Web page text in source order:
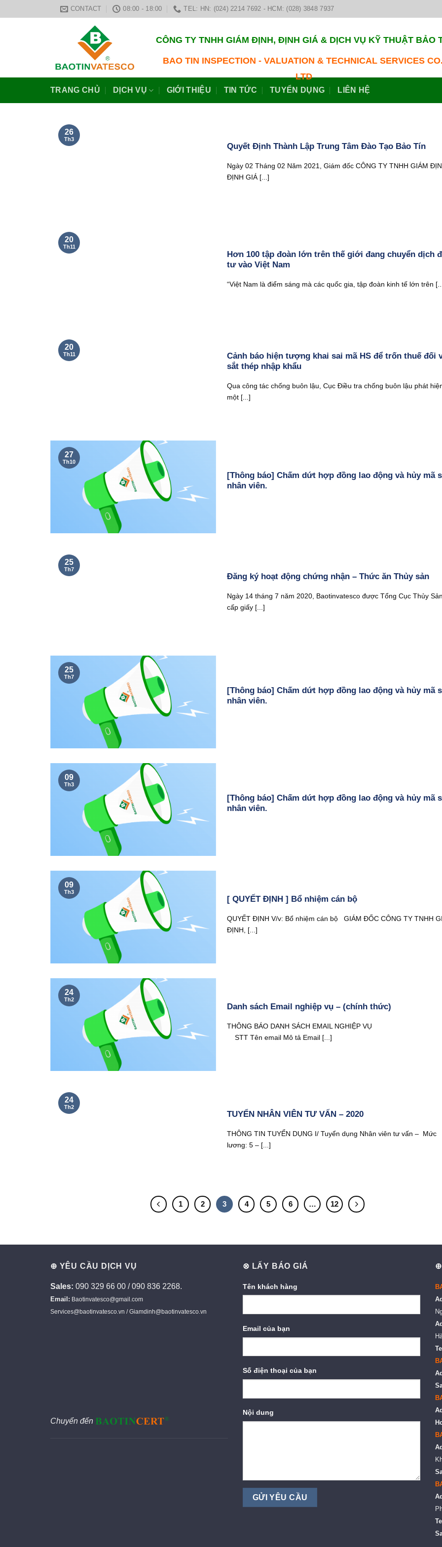
to
CONTACT 08:00 - 18:00 TEL: HN: (024) 2214 7692 - HCM: (028) 3848 7937
CÔNG TY TNHH GIÁM ĐỊNH, ĐỊNH GIÁ & DỊCH VỤ KỸ THUẬT BẢO
BAO TIN INSPECTION - VALUATION & TECHNICAL SERVICES
LTD
TRANG CHỦ DỊCH VỤ GIỚI THIỆU TIN TỨC TUYỂN DỤNG LIÊN HỆ
Quyết Định Thành Lập Trung Tâm Đào Tạo Bảo Tín
Ngày 02 Tháng 02 Năm 2021, Giám đốc CÔNG TY TNHH GIÁM
ĐỊNH GIÁ [...]
26
Th3
Hơn 100 tập đoàn lớn trên thế giới đang chuyển dịch
tư vào Việt Nam
“Việt Nam là điểm sáng mà các quốc gia, tập đoàn kinh tế lớn trên
20
Th11
Cảnh báo hiện tượng khai sai mã HS để trốn thuế đối
sắt thép nhập khẩu
Qua công tác chống buôn lậu, Cục Điều tra chống buôn lậu phát
một [...]
20
Th11
[Thông báo] Chấm dứt hợp đồng lao động và hủy mã
nhân viên.
27
Th10
Đăng ký hoạt động chứng nhận – Thức ăn Thủy sản
Ngày 14 tháng 7 năm 2020, Baotinvatesco được Tổng Cục Thủy
cấp giấy [...]
25
Th7
[Thông báo] Chấm dứt hợp đồng lao động và hủy mã
nhân viên.
25
Th7
[Thông báo] Chấm dứt hợp đồng lao động và hủy mã
nhân viên.
09
Th3
[ QUYẾT ĐỊNH ] Bổ nhiệm cán bộ
QUYẾT ĐỊNH V/v: Bổ nhiệm cán bộ GIÁM ĐỐC CÔNG TY TNHH
ĐỊNH, [...]
09
Th3
Danh sách Email nghiệp vụ – (chính thức)
THÔNG BÁO DANH SÁCH EMAIL NGHIỆP
STT Tên email Mô tả Email [...]
24
Th2
TUYỂN NHÂN VIÊN TƯ VẤN – 2020
THÔNG TIN TUYỂN DỤNG I/ Tuyển dụng Nhân viên tư vấn – Mức
lương: 5 – [...]
24
Th2
1 2 3 4 5 6 … 12
⊕ YÊU CẦU DỊCH VỤ
Sales: 090 329 66 00 / 090 836 2268.
Email: Baotinvatesco@gmail.com
Services@baotinvatesco.vn / Giamdinh@baotinvatesco.vn
Chuyển đến
⊗ LẤY BÁO GIÁ
Tên khách hàng
Email của bạn
Số điện thoại của bạn
Nội dung
⊕
Tel
Tel